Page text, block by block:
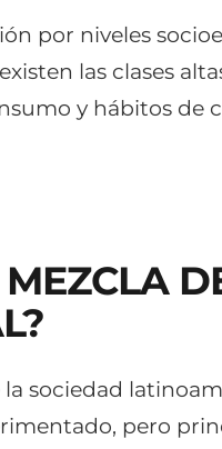
por niveles
las clases
y hábitos de
sociedad
pero